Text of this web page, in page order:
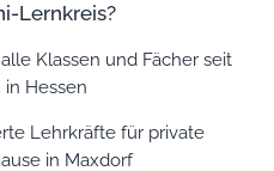
Lernkreis?
Klassen und Fächer seit
in Hessen
Lehrkräfte für private
in Maxdorf